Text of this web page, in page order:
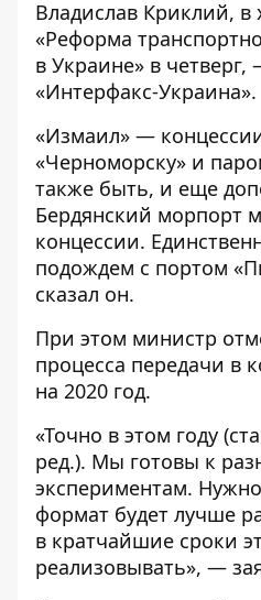
Владислав Криклий, в
«Реформа
в Украине» в
«Интерфакс-Украина».
«Измаил» —
«Черноморску» и
также быть, и еще
Бердянский морпорт
концессии.
подождем с портом
сказал он.
При этом министр
процесса передачи в
на 2020 год.
«Точно в этом году
ред.). Мы готовы к
экспериментам.
формат будет лучше
в кратчайшие сроки
реализовывать», —